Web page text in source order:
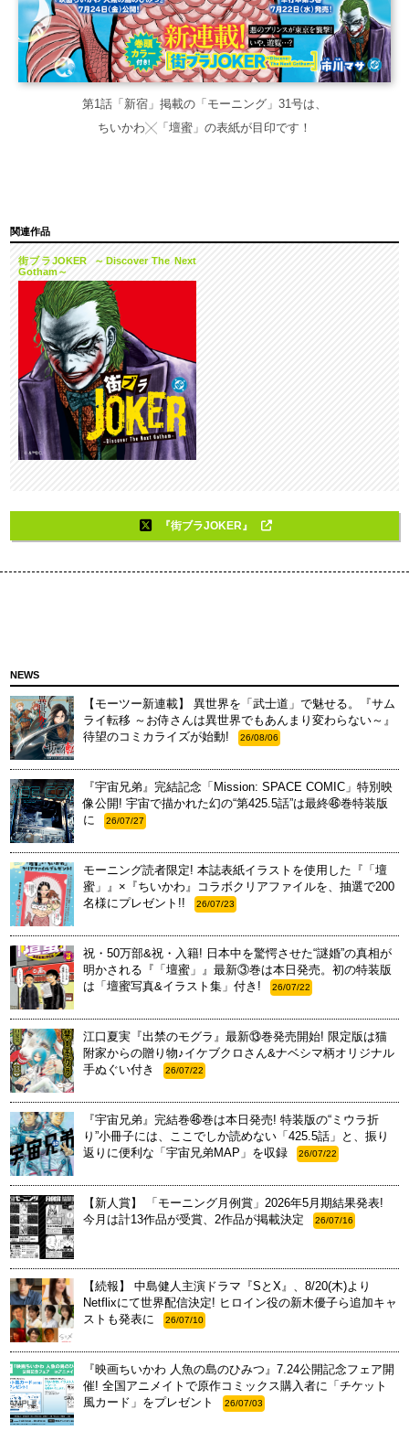
第1話「新宿」掲載の「モーニング」31号は、
ちいかわ╳「壇蜜」の表紙が目印です！
関連作品
街ブラJOKER ～Discover The Next
Gotham～
『街ブラJOKER』
NEWS
【モーツー新連載】 異世界を「武士道」で魅せる。『サム
ライ転移 ～お侍さんは異世界でもあんまり変わらない～』
待望のコミカライズが始動!
26/08/06
『宇宙兄弟』完結記念「Mission: SPACE COMIC」特別映
像公開! 宇宙で描かれた幻の“第425.5話”は最終㊻巻特装版
に
26/07/27
モーニング読者限定! 本誌表紙イラストを使用した『「壇
蜜」』×『ちいかわ』コラボクリアファイルを、抽選で200
名様にプレゼント!!
26/07/23
祝・50万部&祝・入籍! 日本中を驚愕させた“謎婚”の真相が
明かされる『「壇蜜」』最新③巻は本日発売。初の特装版
は「壇蜜写真&イラスト集」付き!
26/07/22
江口夏実『出禁のモグラ』最新⑬巻発売開始! 限定版は猫
附家からの贈り物♪イケブクロさん&ナベシマ柄オリジナル
手ぬぐい付き
26/07/22
『宇宙兄弟』完結巻㊻巻は本日発売! 特装版の“ミウラ折
り”小冊子には、ここでしか読めない「425.5話」と、振り
返りに便利な「宇宙兄弟MAP」を収録
26/07/22
【新人賞】 「モーニング月例賞」2026年5月期結果発表!
今月は計13作品が受賞、2作品が掲載決定
26/07/16
【続報】 中島健人主演ドラマ『SとX』、8/20(木)より
Netflixにて世界配信決定! ヒロイン役の新木優子ら追加キャ
ストも発表に
26/07/10
『映画ちいかわ 人魚の島のひみつ』7.24公開記念フェア開
催! 全国アニメイトで原作コミックス購入者に「チケット
風カード」をプレゼント
26/07/03